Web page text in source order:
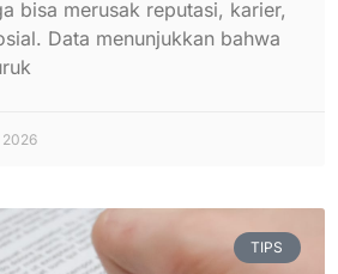
bisa merusak reputasi, karier,
Data menunjukkan bahwa
TIPS